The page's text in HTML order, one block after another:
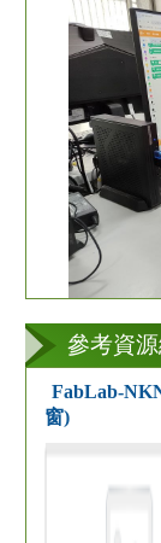
參考資
FabLab-
窗)